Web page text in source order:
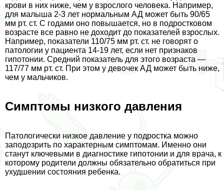
крови в них ниже, чем у взрослого человека. Например,
для малыша 2-3 лет нормальным АД может быть 90/65
мм рт. ст. С годами оно повышается, но в подростковом
возрасте все равно не доходит до показателей взрослых.
Например, показатели 110/75 мм рт. ст. не говорят о
патологии у пациента 14-19 лет, если нет признаков
гипотонии. Средний показатель для этого возраста —
117/77 мм рт. ст. При этом у девочек АД может быть ниже,
чем у мальчиков.
Симптомы низкого давления
Патологически низкое давление у подростка можно
заподозрить по хаpaктерным симптомам. Именно они
станут ключевыми в диагностике гипотонии и для врача, к
которому родители должны обязательно обратиться при
ухудшении состояния ребенка.